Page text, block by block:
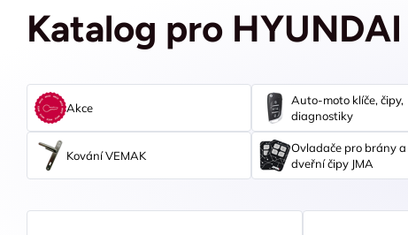
Katalog pro HYUNDAI
Akce
Auto-moto klíče, čipy,
diagnostiky
Kování VEMAK
Ovladače pro brány
dveřní čipy JMA